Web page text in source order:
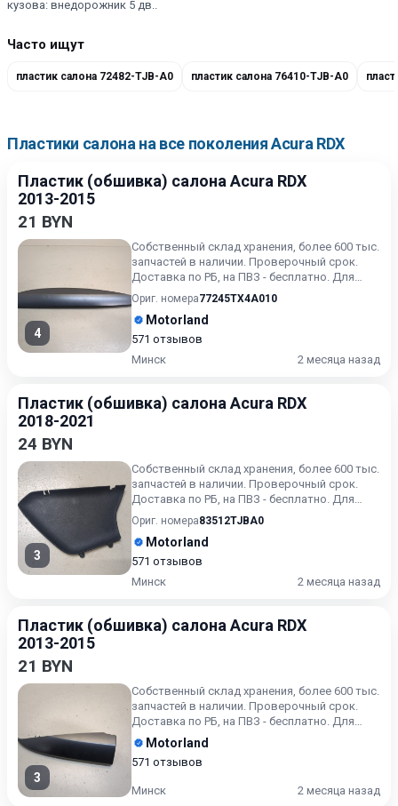
кузова: внедорожник 5 дв..
Часто ищут
пластик салона 72482-TJB-A0 пластик салона 76410-TJB-A0
Пластики салона на все поколения Acura RDX
Пластик (обшивка) салона Acura RDX
2013-2015
21 BYN
4
Собственный склад хранения, более 600 тыс.
запчастей в наличии. Проверочный срок.
Доставка по РБ, на ПВЗ - бесплатно. Для
получения актуальн...
Ориг. номера77245TX4A010
Motorland
571 отзывов
Минск
2 месяца назад
Пластик (обшивка) салона Acura RDX
2018-2021
24 BYN
3
Собственный склад хранения, более 600 тыс.
запчастей в наличии. Проверочный срок.
Доставка по РБ, на ПВЗ - бесплатно. Для
получения актуальн...
Ориг. номера83512TJBA0
Motorland
571 отзывов
Минск
2 месяца назад
Пластик (обшивка) салона Acura RDX
2013-2015
21 BYN
3
Собственный склад хранения, более 600 тыс.
запчастей в наличии. Проверочный срок.
Доставка по РБ, на ПВЗ - бесплатно. Для
получения актуальн...
Motorland
571 отзывов
Минск 2 месяца назад